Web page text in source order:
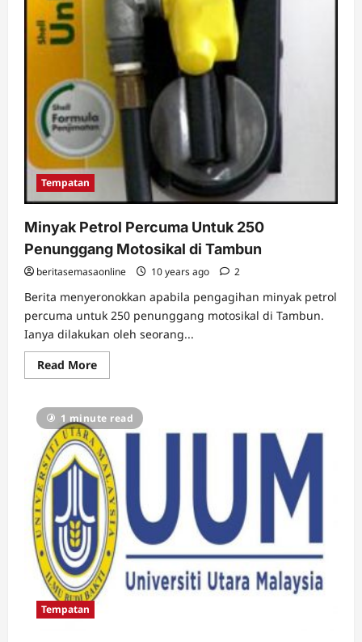
Tempatan
Minyak Petrol Percuma Untuk 250
Penunggang Motosikal di Tambun
beritasemasaonline 10 years ago 2
Berita menyeronokkan apabila pengagihan minyak petrol
percuma untuk 250 penunggang motosikal di Tambun.
Ianya dilakukan oleh seorang...
Read MoreRead
more
Petrol
Percuma
Untuk
250
Penunggang
Motosikal
di
Tambun
1 minute read
Tempatan